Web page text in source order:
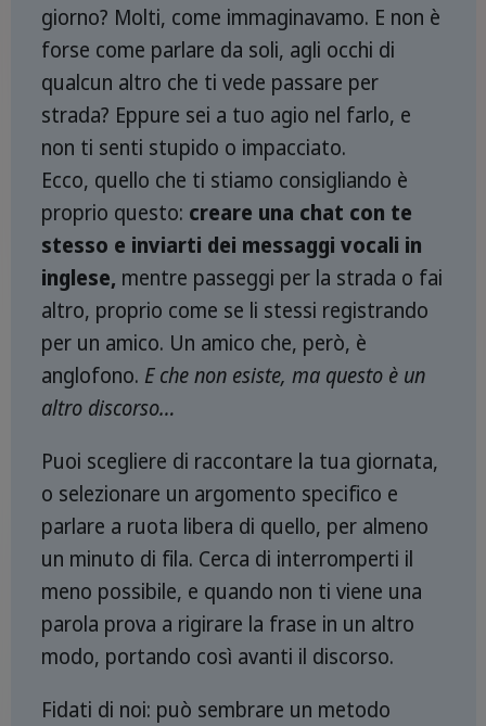
giorno? Molti, come immaginavamo. E non è
forse come parlare da soli, agli occhi di
qualcun altro che ti vede passare per
strada? Eppure sei a tuo agio nel farlo, e
non ti senti stupido o impacciato.
Ecco, quello che ti stiamo consigliando è
proprio questo: creare una chat con te
stesso e inviarti dei messaggi vocali in
inglese, mentre passeggi per la strada o fai
altro, proprio come se li stessi registrando
per un amico. Un amico che, però, è
anglofono. E che non esiste, ma questo è un
altro discorso…
Puoi scegliere di raccontare la tua giornata,
o selezionare un argomento specifico e
parlare a ruota libera di quello, per almeno
un minuto di fila. Cerca di interromperti il
meno possibile, e quando non ti viene una
parola prova a rigirare la frase in un altro
modo, portando così avanti il discorso.
Fidati di noi: può sembrare un metodo